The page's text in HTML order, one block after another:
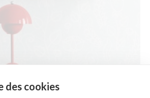
des cookies